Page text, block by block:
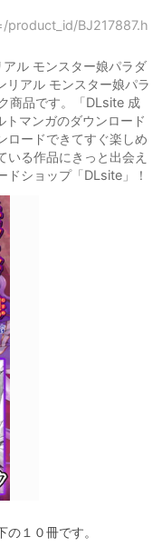
BJ217887.h
ル モンスター娘パラダ
アル モンスター娘パラ
商品です。「DLsite 成
マンガのダウンロード
ロードできてすぐ楽しめ
いる作品にきっと出会え
ドショップ「DLsite」！
１０冊です。